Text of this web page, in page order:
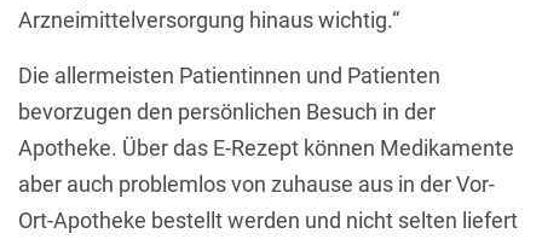
Arzneimittelversorgung hinaus wichtig.“
Die allermeisten Patientinnen und Patienten
bevorzugen den persönlichen Besuch in der
Apotheke. Über das E-Rezept können Medikamente
aber auch problemlos von zuhause aus in der Vor-
Ort-Apotheke bestellt werden und nicht selten liefert